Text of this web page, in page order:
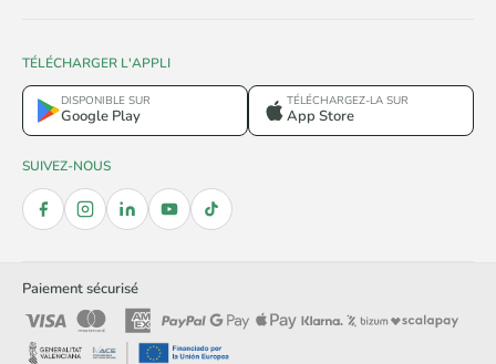
TÉLÉCHARGER L'APPLI
DISPONIBLE SUR
Google Play
TÉLÉCHARGEZ-LA SUR
App Store
SUIVEZ-NOUS
Paiement sécurisé